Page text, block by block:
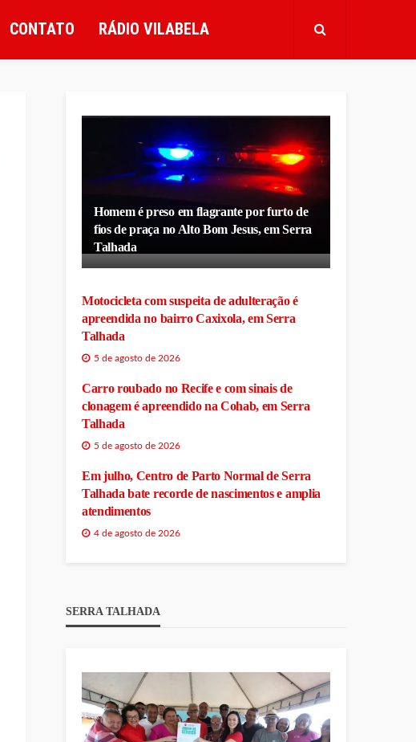
CONTATO RÁDIO VILABELA
Homem é preso em flagrante por furto de
fios de praça no Alto Bom Jesus, em Serra
Talhada
Motocicleta com suspeita de adulteração é
apreendida no bairro Caxixola, em Serra
Talhada
5 de agosto de 2026
Carro roubado no Recife e com sinais de
clonagem é apreendido na Cohab, em Serra
Talhada
5 de agosto de 2026
Em julho, Centro de Parto Normal de Serra
Talhada bate recorde de nascimentos e amplia
atendimentos
4 de agosto de 2026
SERRA TALHADA